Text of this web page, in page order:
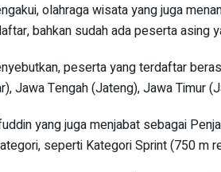
olahraga wisata yang juga
bahkan sudah ada peserta asing
peserta yang terdaftar
Jawa Tengah (Jateng), Jawa Timur
yang juga menjabat sebagai
seperti Kategori Sprint (750 m